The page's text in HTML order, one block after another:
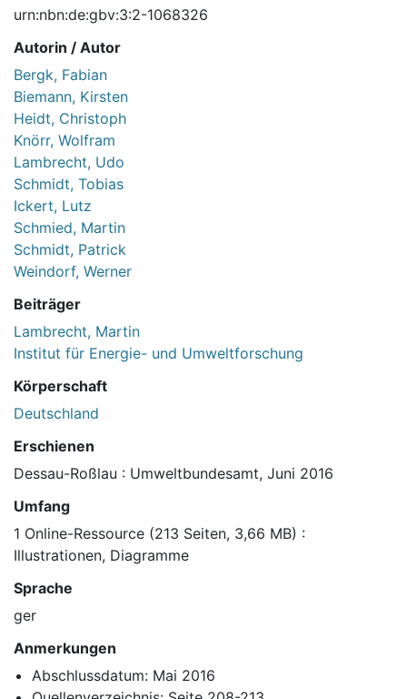
urn:nbn:de:gbv:3:2-1068326
Autorin / Autor
Bergk, Fabian
Biemann, Kirsten
Heidt, Christoph
Knörr, Wolfram
Lambrecht, Udo
Schmidt, Tobias
Ickert, Lutz
Schmied, Martin
Schmidt, Patrick
Weindorf, Werner
Beiträger
Lambrecht, Martin
Institut für Energie- und Umweltforschung
Körperschaft
Deutschland
Erschienen
Dessau-Roßlau : Umweltbundesamt, Juni 2016
Umfang
1 Online-Ressource (213 Seiten, 3,66 MB) :
Illustrationen, Diagramme
Sprache
ger
Anmerkungen
Abschlussdatum: Mai 2016